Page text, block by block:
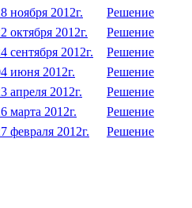
ноября 2012г.
Решение
октября 2012г.
Решение
сентября 2012г.
Решение
июня 2012г.
Решение
апреля 2012г.
Решение
марта 2012г.
Решение
февраля 2012г.
Решение